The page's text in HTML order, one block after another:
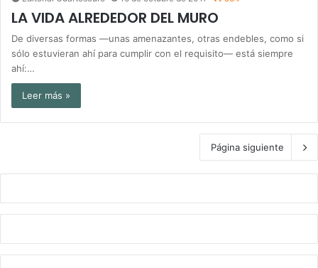
LA VIDA ALREDEDOR DEL MURO
De diversas formas —unas amenazantes, otras endebles, como si
sólo estuvieran ahí para cumplir con el requisito— está siempre
ahí:…
Leer más »
Página siguiente